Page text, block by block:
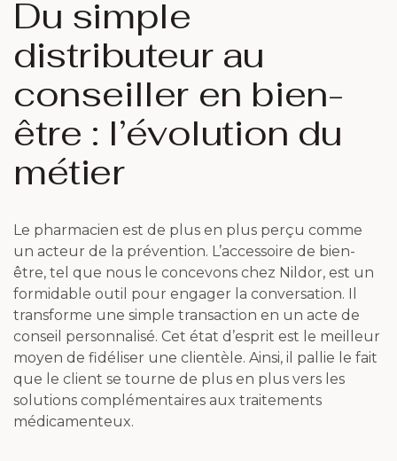
Du simple
distributeur au
conseiller en bien-
être : l’évolution du
métier
Le pharmacien est de plus en plus perçu comme
un acteur de la prévention. L’accessoire de bien-
être, tel que nous le concevons chez Nildor, est un
formidable outil pour engager la conversation. Il
transforme une simple transaction en un acte de
conseil personnalisé. Cet état d’esprit est le meilleur
moyen de fidéliser une clientèle. Ainsi, il pallie le fait
que le client se tourne de plus en plus vers les
solutions complémentaires aux traitements
médicamenteux.